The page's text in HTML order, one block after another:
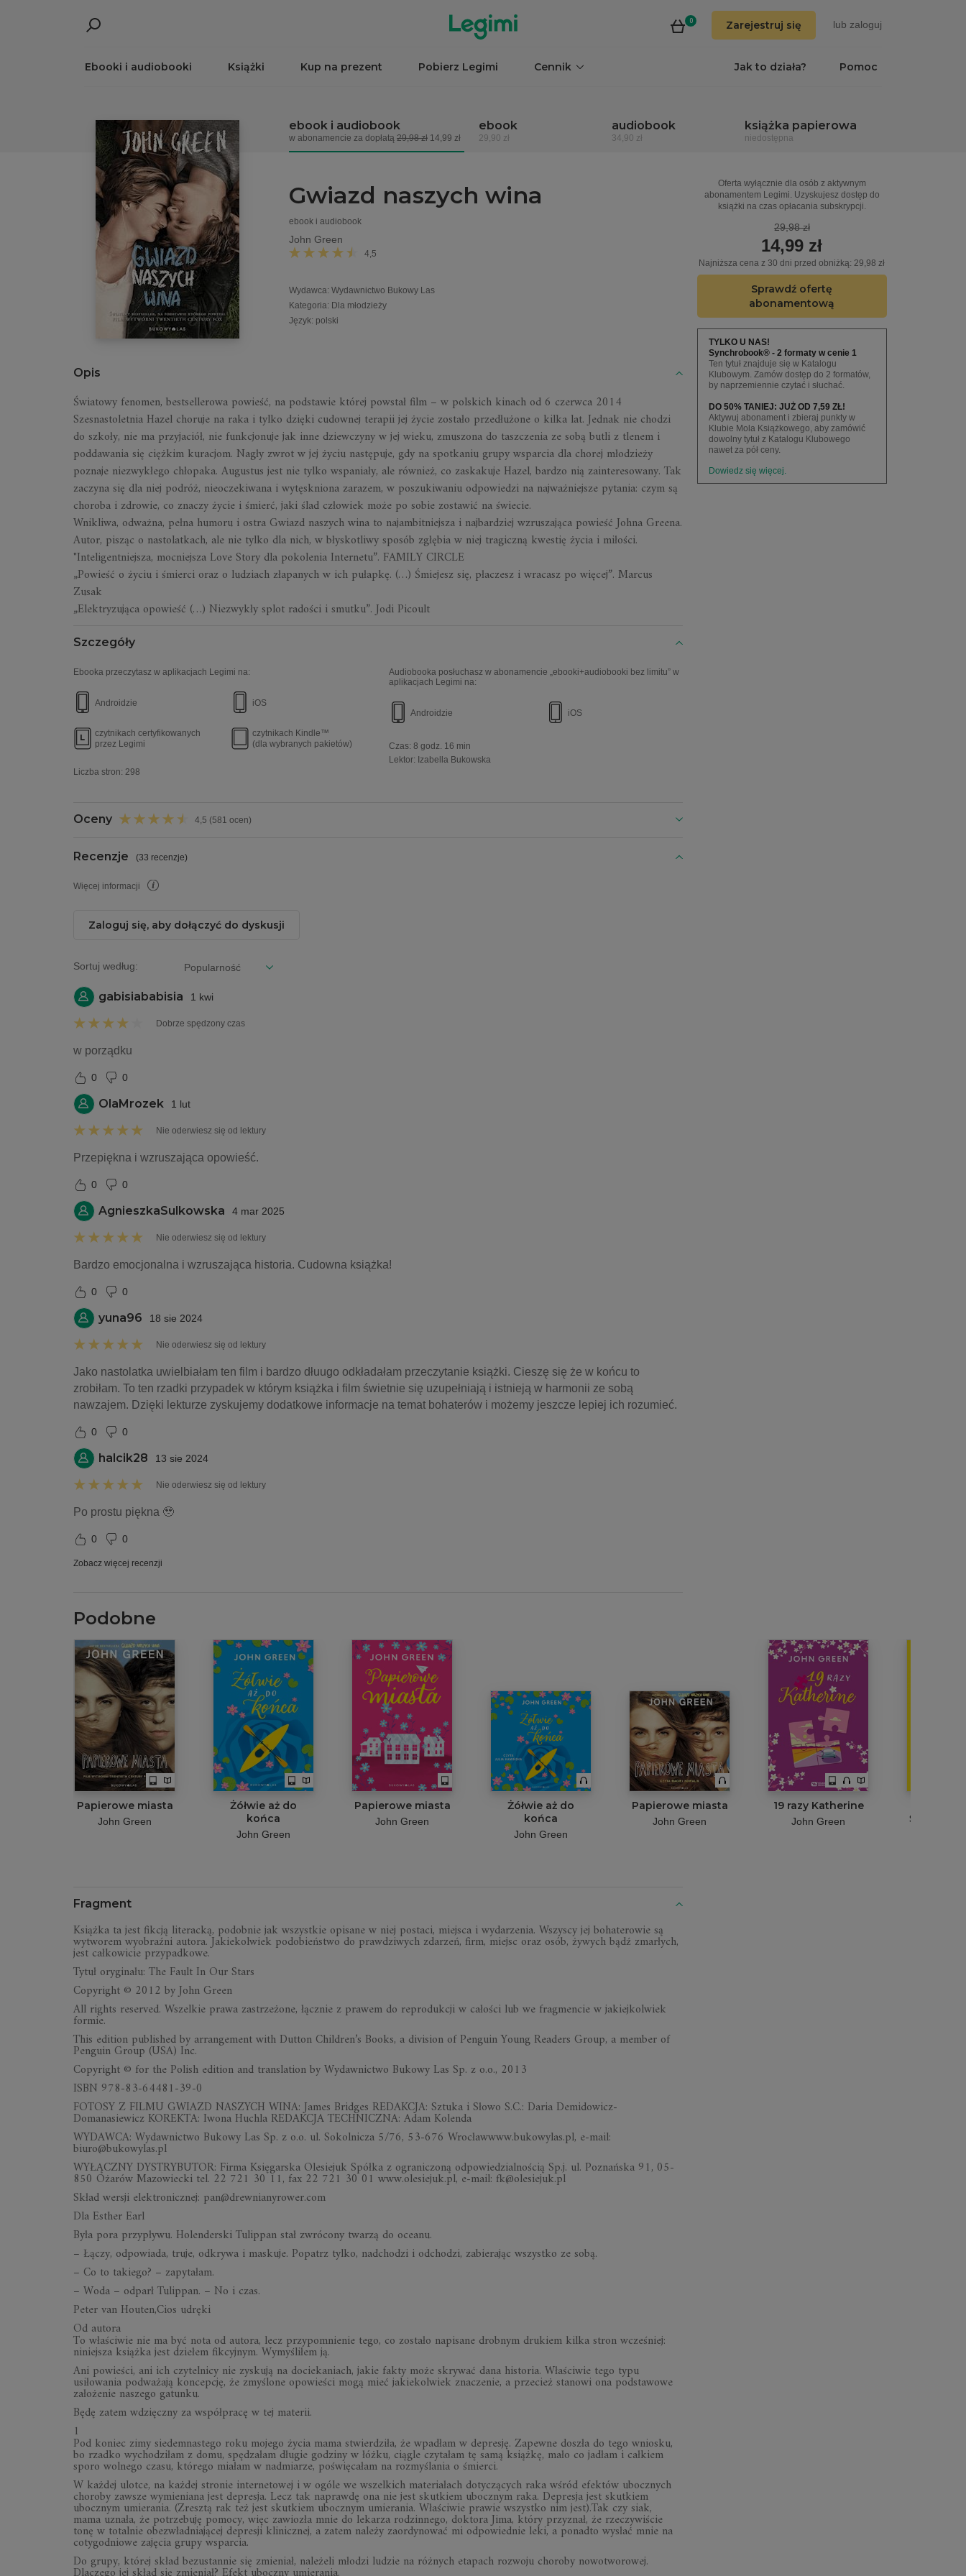
0 Zarejestruj się lub zaloguj
Ebooki i audiobooki Książki Kup na prezent Pobierz Legimi Cennik Pomoc
Jak to działa?
ebook i audiobook
w abonamencie za dopłatą 29,98 zł 14,99 zł
ebook
29,90 zł
audiobook
34,90 zł
książka papierowa
niedostępna
Gwiazd naszych wina
ebook i audiobook
John Green
4,5
Oferta wyłącznie dla osób z aktywnym
abonamentem Legimi. Uzyskujesz dostęp do
książki na czas opłacania subskrypcji.
29,98 zł
14,99 zł
Najniższa cena z 30 dni przed obniżką: 29,98 zł
Sprawdź ofertę
abonamentową
TYLKO U NAS!
Synchrobook® - 2 formaty w cenie 1
Ten tytuł znajduje się w Katalogu
Klubowym. Zamów dostęp do 2 formatów,
by naprzemiennie czytać i słuchać.
DO 50% TANIEJ: JUŻ OD 7,59 ZŁ!
Aktywuj abonament i zbieraj punkty w
Klubie Mola Książkowego, aby zamówić
dowolny tytuł z Katalogu Klubowego
nawet za pół ceny.
Dowiedz się więcej.
Wydawca: Wydawnictwo Bukowy Las
Kategoria: Dla młodzieży
Język: polski
Opis
Światowy fenomen, bestsellerowa powieść, na podstawie której powstał film – w polskich kinach od 6 czerwca 2014
Szesnastoletnia Hazel choruje na raka i tylko dzięki cudownej terapii jej życie zostało przedłużone o kilka lat. Jednak nie chodzi
do szkoły, nie ma przyjaciół, nie funkcjonuje jak inne dziewczyny w jej wieku, zmuszona do taszczenia ze sobą butli z tlenem i
poddawania się ciężkim kuracjom. Nagły zwrot w jej życiu następuje, gdy na spotkaniu grupy wsparcia dla chorej młodzieży
poznaje niezwykłego chłopaka. Augustus jest nie tylko wspaniały, ale również, co zaskakuje Hazel, bardzo nią zainteresowany. Tak
zaczyna się dla niej podróż, nieoczekiwana i wytęskniona zarazem, w poszukiwaniu odpowiedzi na najważniejsze pytania: czym są
choroba i zdrowie, co znaczy życie i śmierć, jaki ślad człowiek może po sobie zostawić na świecie.
Wnikliwa, odważna, pełna humoru i ostra Gwiazd naszych wina to najambitniejsza i najbardziej wzruszająca powieść Johna Greena.
Autor, pisząc o nastolatkach, ale nie tylko dla nich, w błyskotliwy sposób zgłębia w niej tragiczną kwestię życia i miłości.
"Inteligentniejsza, mocniejsza Love Story dla pokolenia Internetu”. FAMILY CIRCLE
„Powieść o życiu i śmierci oraz o ludziach złapanych w ich pułapkę. (…) Śmiejesz się, płaczesz i wracasz po więcej”. Marcus
Zusak
„Elektryzująca opowieść (…) Niezwykły splot radości i smutku”. Jodi Picoult
Szczegóły
Ebooka przeczytasz w aplikacjach Legimi na:
Androidzie iOS
czytnikach certyfikowanych
przez Legimi
czytnikach Kindle™
(dla wybranych pakietów)
Liczba stron: 298
Audiobooka posłuchasz w abonamencie „ebooki+audiobooki bez limitu” w
aplikacjach Legimi na:
Androidzie iOS
Czas: 8 godz. 16 min
Lektor: Izabella Bukowska
Oceny 4,5 (581 ocen)
Recenzje (33 recenzje)
Więcej informacji
Zaloguj się, aby dołączyć do dyskusji
Sortuj według:
gabisiababisia 1 kwi
Dobrze spędzony czas
w porządku
0 0
OlaMrozek 1 lut
Nie oderwiesz się od lektury
Przepiękna i wzruszająca opowieść.
0 0
AgnieszkaSulkowska 4 mar 2025
Nie oderwiesz się od lektury
Bardzo emocjonalna i wzruszająca historia. Cudowna książka!
0 0
yuna96 18 sie 2024
Nie oderwiesz się od lektury
Jako nastolatka uwielbiałam ten film i bardzo dłuugo odkładałam przeczytanie książki. Cieszę się że w końcu to
zrobiłam. To ten rzadki przypadek w którym książka i film świetnie się uzupełniają i istnieją w harmonii ze sobą
nawzajem. Dzięki lekturze zyskujemy dodatkowe informacje na temat bohaterów i możemy jeszcze lepiej ich rozumieć.
0 0
halcik28 13 sie 2024
Nie oderwiesz się od lektury
Po prostu piękna 🥹
0 0
Zobacz więcej recenzji
Podobne
Papierowe miasta
John Green
Żółwie aż do
końca
John Green
Papierowe miasta
John Green
Żółwie aż do
końca
John Green
Papierowe miasta
John Green
19 razy Katherine
John Green
Śladami
Fragment
Książka ta jest fikcją literacką, podobnie jak wszystkie opisane w niej postaci, miejsca i wydarzenia. Wszyscy jej bohaterowie są
wytworem wyobraźni autora. Jakiekolwiek podobieństwo do prawdziwych zdarzeń, firm, miejsc oraz osób, żywych bądź zmarłych,
jest całkowicie przypadkowe.
Tytuł oryginału: The Fault In Our Stars
Copyright © 2012 by John Green
All rights reserved. Wszelkie prawa zastrzeżone, łącznie z prawem do reprodukcji w całości lub we fragmencie w jakiejkolwiek
formie.
This edition published by arrangement with Dutton Children’s Books, a division of Penguin Young Readers Group, a member of
Penguin Group (USA) Inc.
Copyright © for the Polish edition and translation by Wydawnictwo Bukowy Las Sp. z o.o., 2013
ISBN 978-83-64481-39-0
FOTOSY Z FILMU GWIAZD NASZYCH WINA: James Bridges REDAKCJA: Sztuka i Słowo S.C.: Daria Demidowicz-
Domanasiewicz KOREKTA: Iwona Huchla REDAKCJA TECHNICZNA: Adam Kolenda
WYDAWCA: Wydawnictwo Bukowy Las Sp. z o.o. ul. Sokolnicza 5/76, 53-676 Wrocławwww.bukowylas.pl, e-mail:
biuro@bukowylas.pl
WYŁĄCZNY DYSTRYBUTOR: Firma Księgarska Olesiejuk Spółka z ograniczoną odpowiedzialnością Sp.j. ul. Poznańska 91, 05-
850 Ożarów Mazowiecki tel. 22 721 30 11, fax 22 721 30 01 www.olesiejuk.pl, e-mail: fk@olesiejuk.pl
Skład wersji elektronicznej: pan@drewnianyrower.com
Dla Esther Earl
Była pora przypływu. Holenderski Tulippan stał zwrócony twarzą do oceanu.
– Łączy, odpowiada, truje, odkrywa i maskuje. Popatrz tylko, nadchodzi i odchodzi, zabierając wszystko ze sobą.
– Co to takiego? – zapytałam.
– Woda – odparł Tulippan. – No i czas.
Peter van Houten,Cios udręki
Od autora
To właściwie nie ma być nota od autora, lecz przypomnienie tego, co zostało napisane drobnym drukiem kilka stron wcześniej:
niniejsza książka jest dziełem fikcyjnym. Wymyśliłem ją.
Ani powieści, ani ich czytelnicy nie zyskują na dociekaniach, jakie fakty może skrywać dana historia. Właściwie tego typu
usiłowania podważają koncepcję, że zmyślone opowieści mogą mieć jakiekolwiek znaczenie, a przecież stanowi ona podstawowe
założenie naszego gatunku.
Będę zatem wdzięczny za współpracę w tej materii.
1
Pod koniec zimy siedemnastego roku mojego życia mama stwierdziła, że wpadłam w depresję. Zapewne doszła do tego wniosku,
bo rzadko wychodziłam z domu, spędzałam długie godziny w łóżku, ciągle czytałam tę samą książkę, mało co jadłam i całkiem
sporo wolnego czasu, którego miałam w nadmiarze, poświęcałam na rozmyślania o śmierci.
W każdej ulotce, na każdej stronie internetowej i w ogóle we wszelkich materiałach dotyczących raka wśród efektów ubocznych
choroby zawsze wymieniana jest depresja. Lecz tak naprawdę ona nie jest skutkiem ubocznym raka. Depresja jest skutkiem
ubocznym umierania. (Zresztą rak też jest skutkiem ubocznym umierania. Właściwie prawie wszystko nim jest).Tak czy siak,
mama uznała, że potrzebuję pomocy, więc zawiozła mnie do lekarza rodzinnego, doktora Jima, który przyznał, że rzeczywiście
tonę w totalnie obezwładniającej depresji klinicznej, a zatem należy zaordynować mi odpowiednie leki, a ponadto wysłać mnie na
cotygodniowe zajęcia grupy wsparcia.
Do grupy, której skład bezustannie się zmieniał, należeli młodzi ludzie na różnych etapach rozwoju choroby nowotworowej.